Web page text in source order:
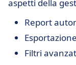
aspetti della
Report
Filtri